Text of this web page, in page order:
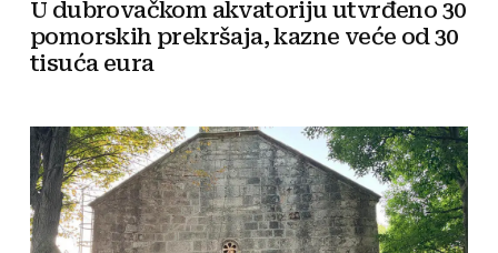
U dubrovačkom akvatoriju utvrđeno 30
pomorskih prekršaja, kazne veće od 30
tisuća eura